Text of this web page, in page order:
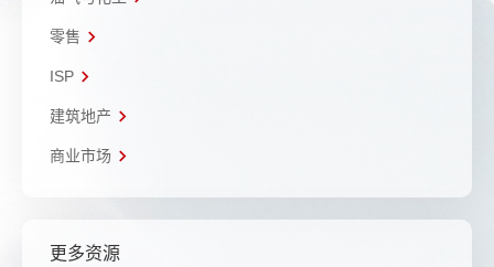
零售
ISP
建筑地产
商业市场
更多资源